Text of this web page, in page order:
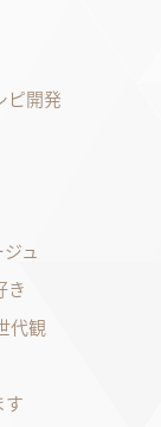
ピ開発
ュ
き
代観
す